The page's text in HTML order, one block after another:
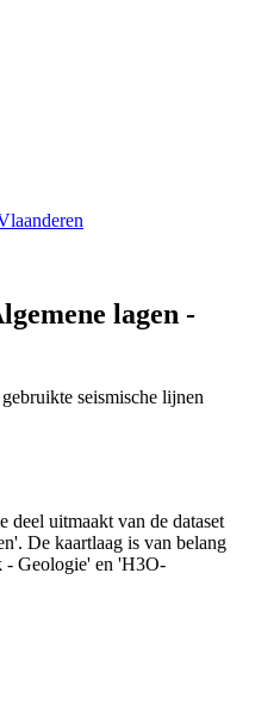
lagen -
seismische lijnen
deel uitmaakt van de dataset
De kaartlaag is van belang
- Geologie' en 'H3O-